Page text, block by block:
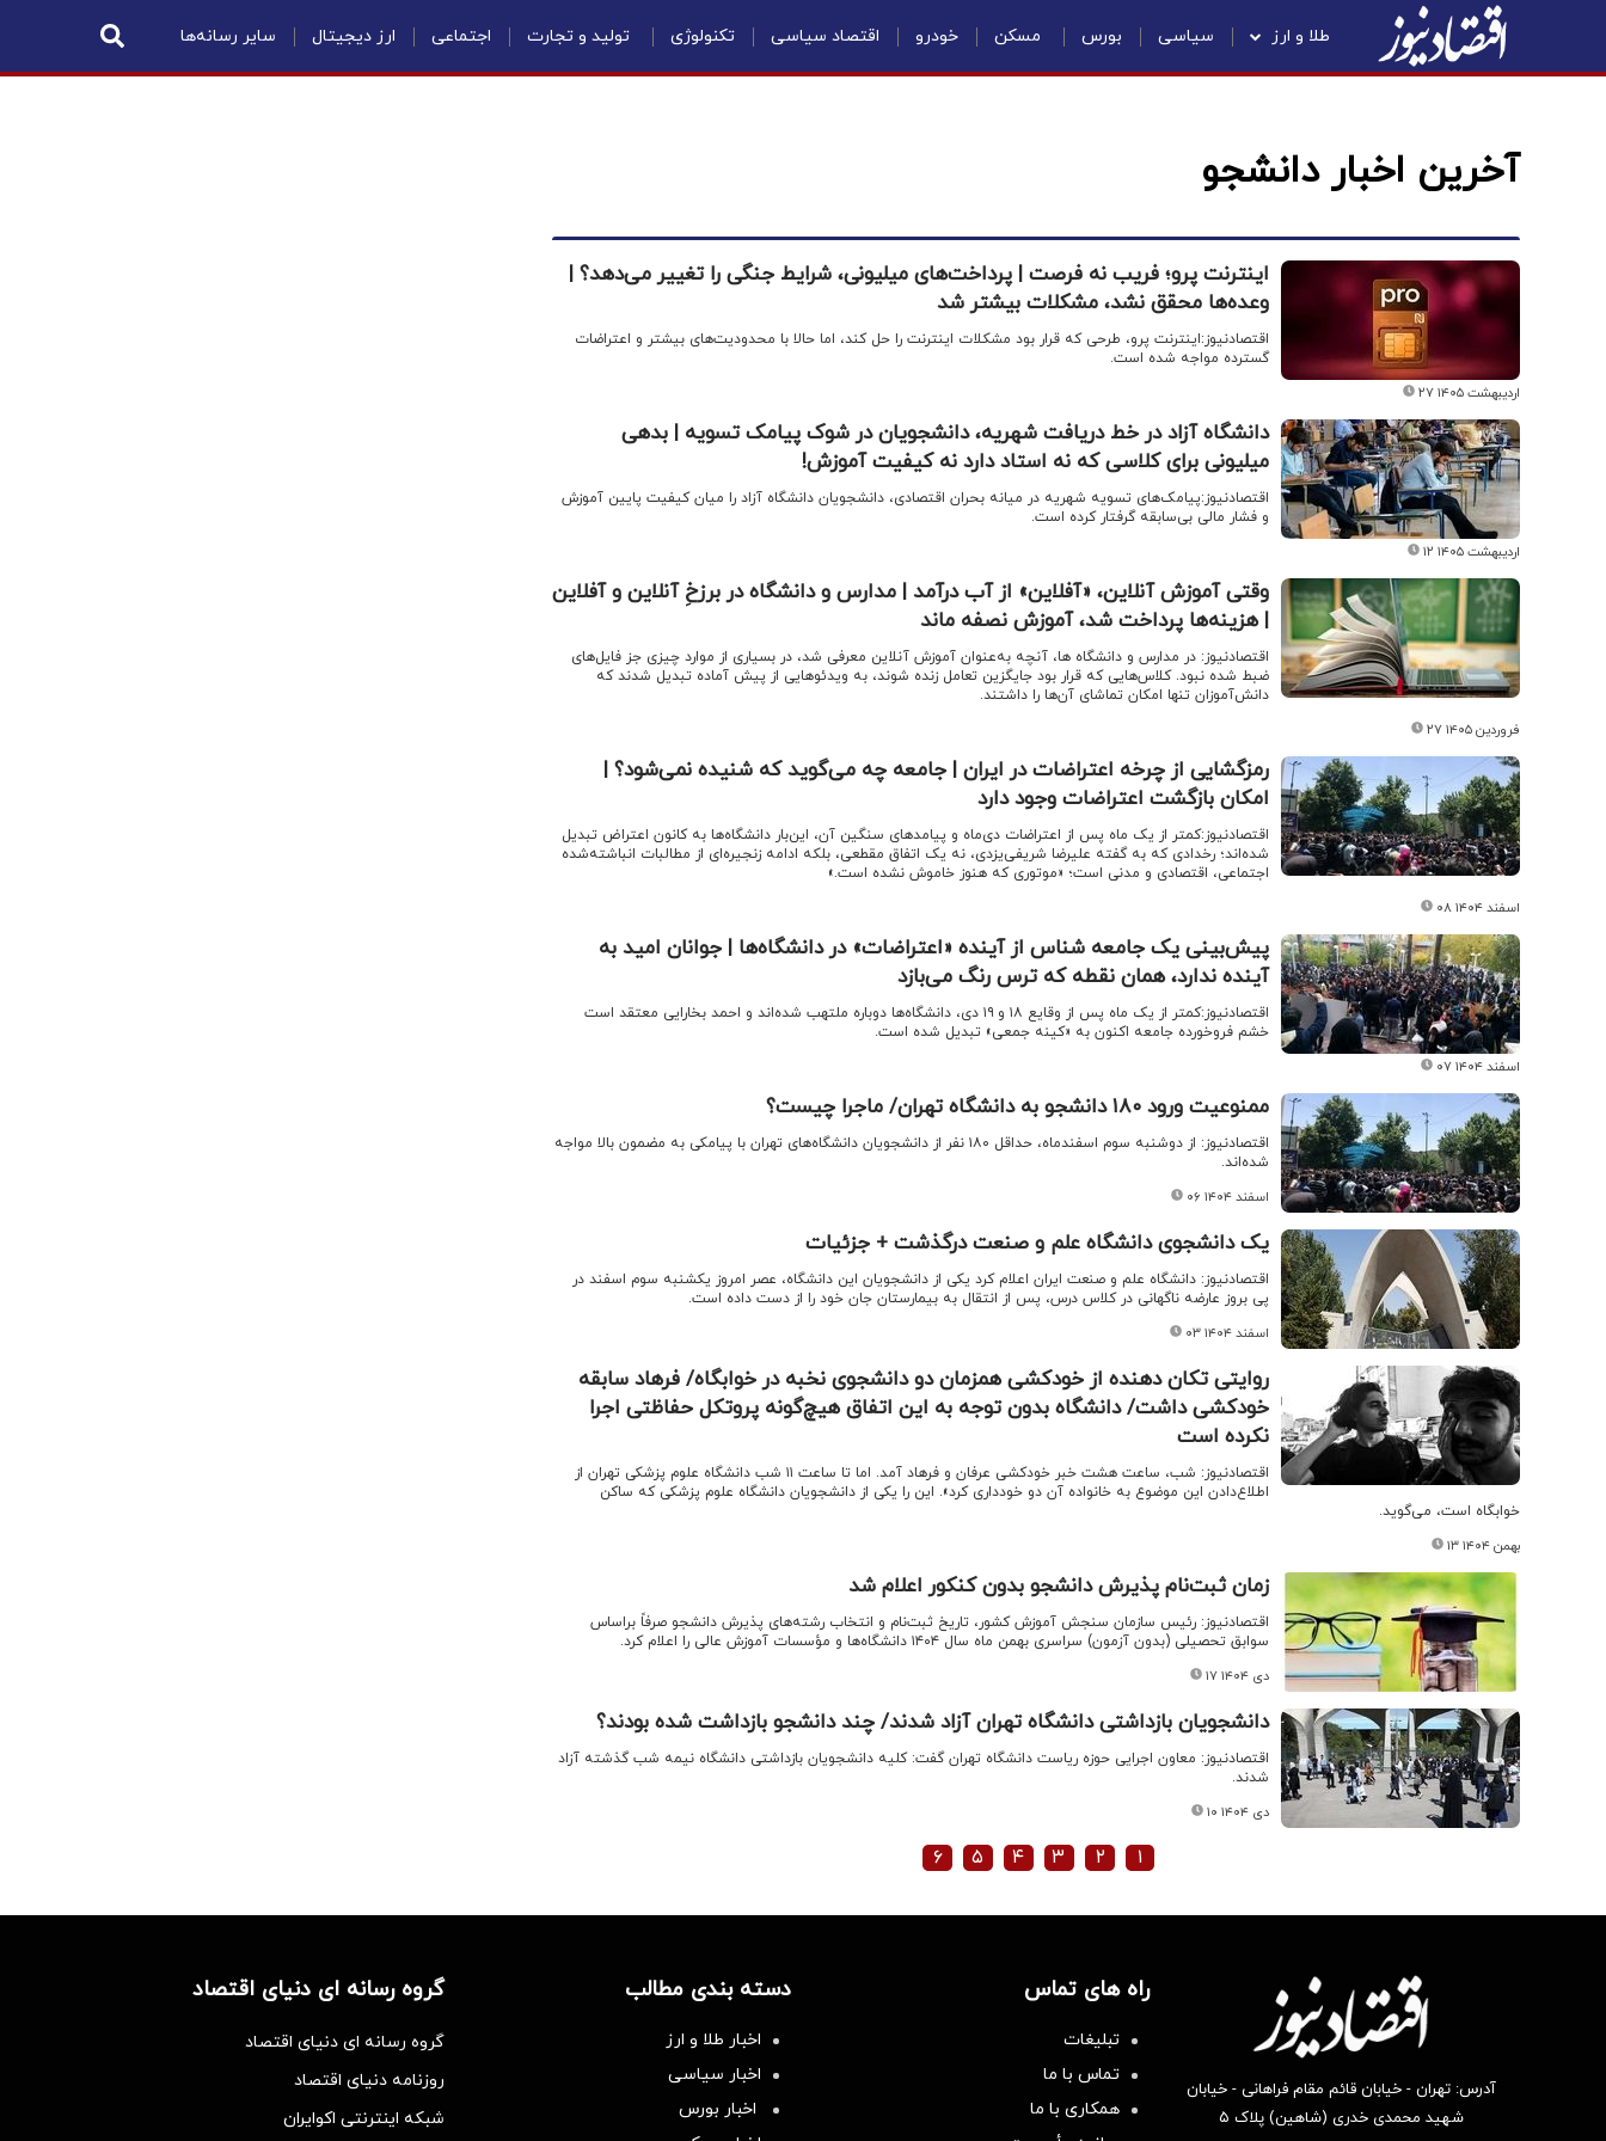
طلا و ارز سیاسی بورس مسکن خودرو اقتصاد سیاسی تکنولوژی تولید و تجارت اجتماعی ارز دیجیتال سایر رسانه‌ها
آخرین اخبار دانشجو
اینترنت پرو؛ فریب نه فرصت | پرداخت‌های میلیونی، شرایط جنگی را تغییر می‌دهد؟ |
وعده‌ها محقق نشد، مشکلات بیشتر شد
اقتصادنیوز:اینترنت پرو، طرحی که قرار بود مشکلات اینترنت را حل کند، اما حالا با محدودیت‌های بیشتر و اعتراضات
گسترده مواجه شده است.
۲۷ اردیبهشت ۱۴۰۵
دانشگاه آزاد در خط دریافت شهریه، دانشجویان در شوک پیامک تسویه | بدهی
میلیونی برای کلاسی که نه استاد دارد نه کیفیت آموزش!
اقتصادنیوز:پیامک‌های تسویه شهریه در میانه بحران اقتصادی، دانشجویان دانشگاه آزاد را میان کیفیت پایین آموزش
و فشار مالی بی‌سابقه گرفتار کرده است.
۱۲ اردیبهشت ۱۴۰۵
وقتی آموزش آنلاین، «آفلاین» از آب درآمد | مدارس و دانشگاه در برزخِ آنلاین و آفلاین
| هزینه‌ها پرداخت شد، آموزش نصفه ماند
اقتصادنیوز: در مدارس و دانشگاه ها، آنچه به‌عنوان آموزش آنلاین معرفی شد، در بسیاری از موارد چیزی جز فایل‌های
ضبط ‌شده نبود. کلاس‌هایی که قرار بود جایگزین تعامل زنده شوند، به ویدئوهایی از پیش آماده تبدیل شدند که
دانش‌آموزان تنها امکان تماشای آن‌ها را داشتند.
۲۷ فروردین ۱۴۰۵
رمزگشایی از چرخه اعتراضات در ایران | جامعه چه می‌گوید که شنیده نمی‌شود؟ |
امکان بازگشت اعتراضات وجود دارد
اقتصادنیوز:کمتر از یک ماه پس از اعتراضات دی‌ماه و پیامدهای سنگین آن، این‌بار دانشگاه‌ها به کانون اعتراض تبدیل
شده‌اند؛ رخدادی که به گفته علیرضا شریفی‌یزدی، نه یک اتفاق مقطعی، بلکه ادامه زنجیره‌ای از مطالبات انباشته‌شده
اجتماعی، اقتصادی و مدنی است؛ «موتوری که هنوز خاموش نشده است.»
۰۸ اسفند ۱۴۰۴
پیش‌بینی یک جامعه شناس از آینده «اعتراضات» در دانشگاه‌ها | جوانان امید به
آینده ندارد، همان نقطه که ترس رنگ می‌بازد
اقتصادنیوز:کمتر از یک ماه پس از وقایع ۱۸ و ۱۹ دی، دانشگاه‌ها دوباره ملتهب شده‌اند و احمد بخارایی معتقد است
خشم فروخورده جامعه اکنون به «کینه جمعی» تبدیل شده است.
۰۷ اسفند ۱۴۰۴
ممنوعیت ورود ۱۸۰ دانشجو به دانشگاه تهران/ ماجرا چیست؟
اقتصادنیوز: از دوشنبه سوم اسفندماه، حداقل ۱۸۰ نفر از دانشجویان دانشگاه‌های تهران با پیامکی به مضمون بالا مواجه
شده‌اند.
۰۶ اسفند ۱۴۰۴
یک دانشجوی دانشگاه علم و صنعت درگذشت + جزئیات
اقتصادنیوز: دانشگاه علم و صنعت ایران اعلام کرد یکی از دانشجویان این دانشگاه، عصر امروز یکشنبه سوم اسفند در
پی بروز عارضه ناگهانی در کلاس درس، پس از انتقال به بیمارستان جان خود را از دست داده است.
۰۳ اسفند ۱۴۰۴
روایتی تکان دهنده از خودکشی همزمان دو دانشجوی نخبه در خوابگاه/ فرهاد سابقه
خودکشی داشت/ دانشگاه بدون توجه به این اتفاق هیچ‌گونه پروتکل حفاظتی اجرا
نکرده است
اقتصادنیوز: شب، ساعت هشت خبر خودکشی عرفان و فرهاد آمد. اما تا ساعت ۱۱ شب دانشگاه علوم پزشکی تهران از
اطلاع‌دادن این موضوع به خانواده آن دو خودداری کرد». این را یکی از دانشجویان دانشگاه علوم پزشکی که ساکن
خوابگاه است، می‌گوید.
۱۳ بهمن ۱۴۰۴
زمان ثبت‌نام پذیرش دانشجو بدون کنکور اعلام شد
اقتصادنیوز: رئیس سازمان سنجش آموزش کشور، تاریخ ثبت‌نام و انتخاب رشته‌های پذیرش دانشجو صرفاً براساس
سوابق تحصیلی (بدون آزمون) سراسری بهمن ماه سال ۱۴۰۴ دانشگاه‌ها و مؤسسات آموزش عالی را اعلام کرد.
۱۷ دی ۱۴۰۴
دانشجویان بازداشتی دانشگاه تهران آزاد شدند/ چند دانشجو بازداشت شده بودند؟
اقتصادنیوز: معاون اجرایی حوزه ریاست دانشگاه تهران گفت: کلیه دانشجویان بازداشتی دانشگاه نیمه شب گذشته آزاد
شدند.
۱۰ دی ۱۴۰۴
۱ ۲ ۳ ۴ ۵ ۶
آدرس: تهران - خیابان قائم مقام فراهانی - خیابان
شهید محمدی خدری (شاهین) پلاک ۵
راه های تماس
تبلیغات
تماس با ما
همکاری با ما
دسته بندی مطالب
اخبار طلا و ارز
اخبار سیاسی
اخبار بورس
گروه رسانه ای دنیای اقتصاد
گروه رسانه ای دنیای اقتصاد
روزنامه دنیای اقتصاد
شبکه اینترنتی اکوایران